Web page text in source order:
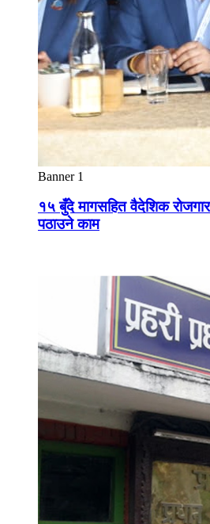
Banner 1
१५ बुँदे मागसहित वैदेशिक
पठाउने काम